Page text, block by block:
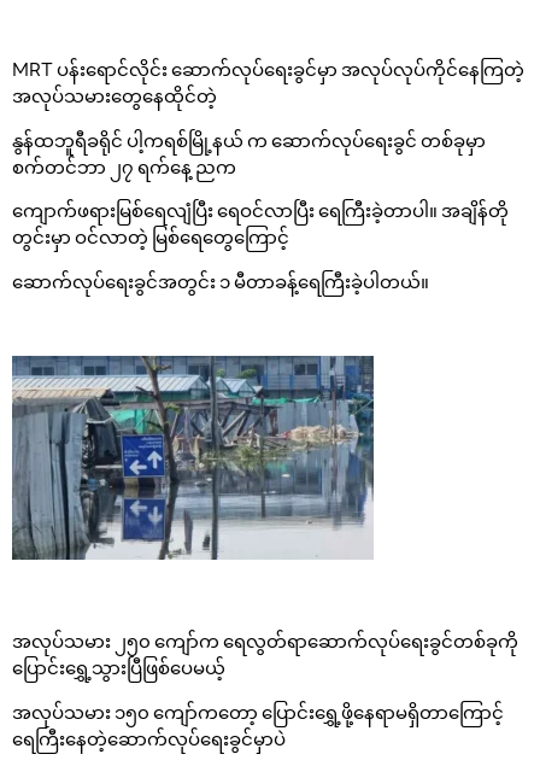
MRT ပန်းရောင်လိုင်း ဆောက်လုပ်ရေးခွင်မှာ အလုပ်လုပ်ကိုင်နေကြတဲ့
အလုပ်သမားတွေနေထိုင်တဲ့
နွန်ထဘူရီခရိုင် ပါ့ကရစ်မြို့နယ် က ဆောက်လုပ်ရေးခွင် တစ်ခုမှာ
စက်တင်ဘာ ၂၇ ရက်နေ့ ညက
ကျောက်ဖရားမြစ်ရေလျံပြီး ရေဝင်လာပြီး ရေကြီးခဲ့တာပါ။ အချိန်တို
တွင်းမှာ ဝင်လာတဲ့ မြစ်ရေတွေကြောင့်
ဆောက်လုပ်ရေးခွင်အတွင်း ၁ မီတာခန့်ရေကြီးခဲ့ပါတယ်။
အလုပ်သမား ၂၅၀ ကျော်က ရေလွတ်ရာဆောက်လုပ်ရေးခွင်တစ်ခုကို
ပြောင်းရွှေ့သွားပြီဖြစ်ပေမယ့်
အလုပ်သမား ၁၅၀ ကျော်ကတော့ ပြောင်းရွှေ့ဖို့နေရာမရှိတာကြောင့်
ရေကြီးနေတဲ့ဆောက်လုပ်ရေးခွင်မှာပဲ